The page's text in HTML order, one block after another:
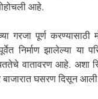
आहे.
गरजा पूर्ण करण्यासाठी
निर्माण झालेल्या या
वातावरण आहे. अशा
घसरण दिसून